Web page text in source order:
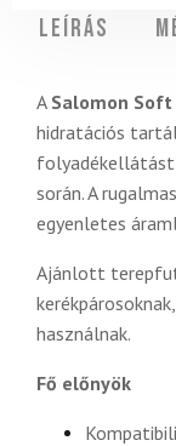
Leírás
A Salomon Soft
hidratációs
során. A
egyenletes
Ajánlott
használnak.
Fő előnyök